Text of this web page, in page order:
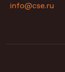
info@cse.ru